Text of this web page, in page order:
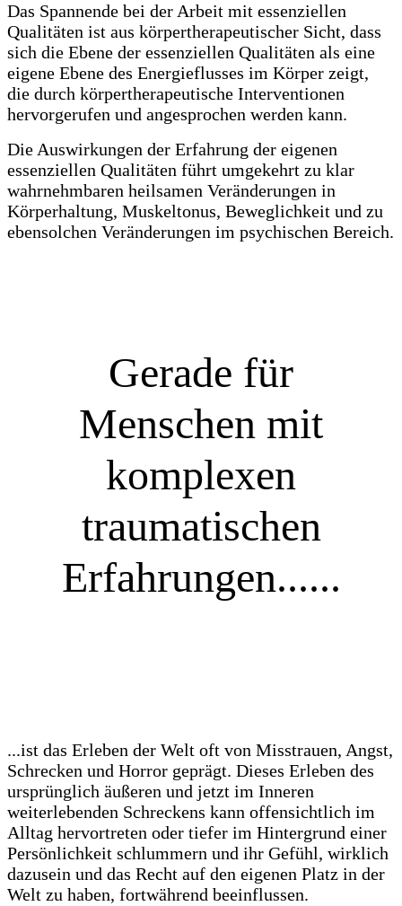
Das Spannende bei der Arbeit mit essenziellen
Qualitäten ist aus körpertherapeutischer Sicht, dass
sich die Ebene der essenziellen Qualitäten als eine
eigene Ebene des Energieflusses im Körper zeigt,
die durch körpertherapeutische Interventionen
hervorgerufen und angesprochen werden kann.
Die Auswirkungen der Erfahrung der eigenen
essenziellen Qualitäten führt umgekehrt zu klar
wahrnehmbaren heilsamen Veränderungen in
Körperhaltung, Muskeltonus, Beweglichkeit und zu
ebensolchen Veränderungen im psychischen Bereich.
Gerade für
Menschen mit
komplexen
traumatischen
Erfahrungen......
...ist das Erleben der Welt oft von Misstrauen, Angst,
Schrecken und Horror geprägt. Dieses Erleben des
ursprünglich äußeren und jetzt im Inneren
weiterlebenden Schreckens kann offensichtlich im
Alltag hervortreten oder tiefer im Hintergrund einer
Persönlichkeit schlummern und ihr Gefühl, wirklich
dazusein und das Recht auf den eigenen Platz in der
Welt zu haben, fortwährend beeinflussen.